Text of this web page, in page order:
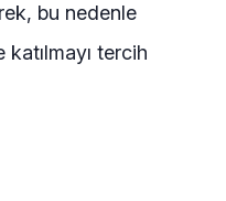
bu nedenle
tercih